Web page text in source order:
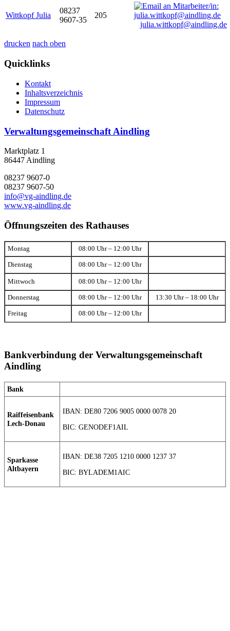
Wittkopf Julia
08237
9607-35
205
julia.wittkopf@aindling.de
drucken nach oben
Quicklinks
Kontakt
Inhaltsverzeichnis
Impressum
Datenschutz
Verwaltungsgemeinschaft Aindling
Marktplatz 1
86447 Aindling
08237 9607-0
08237 9607-50
info@vg-aindling.de
www.vg-aindling.de
Öffnungszeiten des Rathauses
Montag 08:00 Uhr – 12:00 Uhr
Dienstag 08:00 Uhr – 12:00 Uhr
Mittwoch 08:00 Uhr – 12:00 Uhr
Donnerstag 08:00 Uhr – 12:00 Uhr 13:30 Uhr – 18:00 Uhr
Freitag 08:00 Uhr – 12:00 Uhr
Bankverbindung der Verwaltungsgemeinschaft
Aindling
Bank
Raiffeisenbank
Lech-Donau
IBAN: DE80 7206 9005 0000 0078 20
BIC: GENODEF1AIL
Sparkasse
Altbayern
IBAN: DE38 7205 1210 0000 1237 37
BIC: BYLADEM1AIC